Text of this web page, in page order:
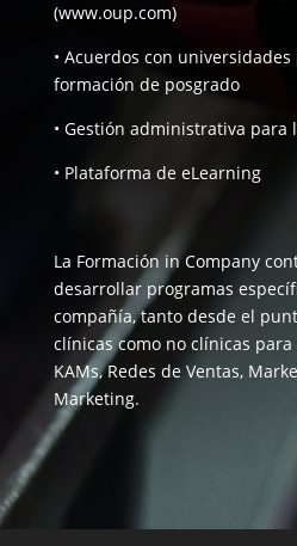
(www.oup.com)
• Acuerdos con
formación de posgrado
• Gestión administrativa para
• Plataforma de eLearning
La Formación in Company
desarrollar programas
compañía, tanto desde el
clínicas como no clínicas para
KAMs, Redes de Ventas,
Marketing.